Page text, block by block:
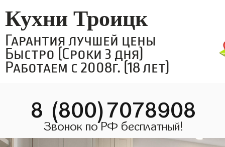
Кухни Троицк
Гарантия лучшей цены
Быстро (Сроки 3 дня)
Работаем с 2008г. (18 лет)
8 (800)7078908
Звонок по РФ бесплатный!